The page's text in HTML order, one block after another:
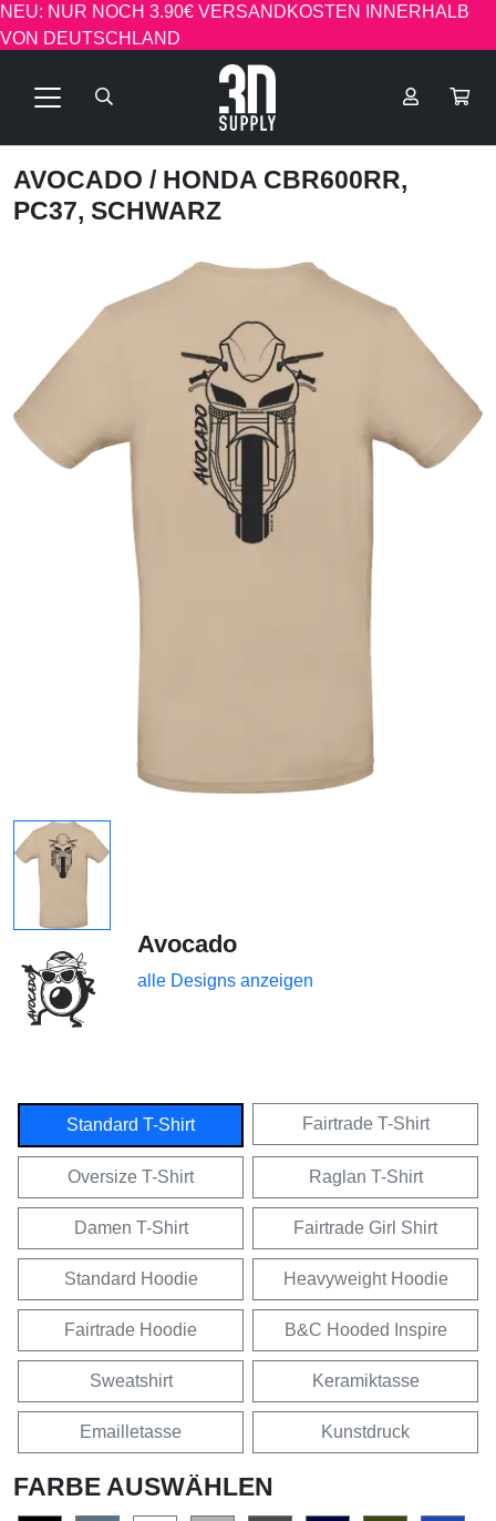
NEU: NUR NOCH 3.90€ VERSANDKOSTEN INNERHALB
VON DEUTSCHLAND
AVOCADO / HONDA CBR600RR,
PC37, SCHWARZ
Avocado
alle Designs anzeigen
Standard T-Shirt Fairtrade T-Shirt
Oversize T-Shirt Raglan T-Shirt
Damen T-Shirt Fairtrade Girl Shirt
Standard Hoodie Heavyweight Hoodie
Fairtrade Hoodie B&C Hooded Inspire
Sweatshirt Keramiktasse
Emailletasse Kunstdruck
FARBE AUSWÄHLEN